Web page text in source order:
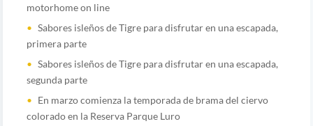
motorhome on line
Sabores isleños de Tigre para disfrutar en una escapada,
primera parte
Sabores isleños de Tigre para disfrutar en una escapada,
segunda parte
En marzo comienza la temporada de brama del ciervo
colorado en la Reserva Parque Luro